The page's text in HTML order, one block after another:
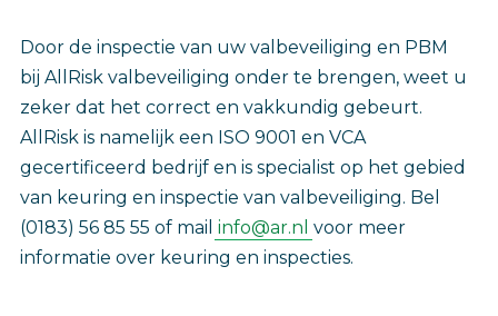
Door de inspectie van uw valbeveiliging en PBM
bij AllRisk valbeveiliging onder te brengen, weet u
zeker dat het correct en vakkundig gebeurt.
AllRisk is namelijk een ISO 9001 en VCA
gecertificeerd bedrijf en is specialist op het gebied
van keuring en inspectie van valbeveiliging. Bel
(0183) 56 85 55 of mail info@ar.nl voor meer
informatie over keuring en inspecties.